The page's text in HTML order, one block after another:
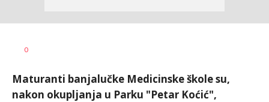
AUTOR
0
Maturanti banjalučke Medicinske škole su,
nakon okupljanja u Parku "Petar Koćić",